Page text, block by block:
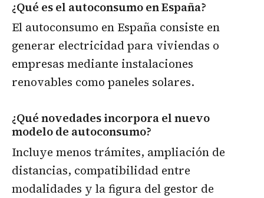
¿Qué es el autoconsumo en España?
El autoconsumo en España consiste en
generar electricidad para viviendas o
empresas mediante instalaciones
renovables como paneles solares.
¿Qué novedades incorpora el nuevo
modelo de autoconsumo?
Incluye menos trámites, ampliación de
distancias, compatibilidad entre
modalidades y la figura del gestor de